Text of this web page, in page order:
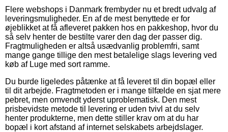
Flere webshops i Danmark frembyder nu et bredt udvalg af
leveringsmuligheder. En af de mest benyttede er for
øjeblikket at få afleveret pakken hos en pakkeshop, hvor du
så selv henter de bestilte varer den dag der passer dig.
Fragtmuligheden er altså usædvanlig problemfri, samt
mange gange tillige den mest betalelige slags levering ved
køb af Luge med sort ramme.
Du burde ligeledes påtænke at få leveret til din bopæl eller
til dit arbejde. Fragtmetoden er i mange tilfælde en sjat mere
pebret, men omvendt yderst uproblematisk. Den mest
prisbevidste metode til levering er uden tvivl at du selv
henter produkterne, men dette stiller krav om at du har
bopæl i kort afstand af internet selskabets arbejdslager.